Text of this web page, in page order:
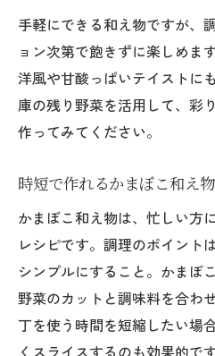
術
時短と栄養バラン
かまぼこ和え物で家
手間なく作れるかま
紹介
かまぼこ和え物で
きゅうりと合わせる絶
きゅうりと相性抜
ピ
手軽にできる和え物ですが、
ョン次第で飽きずに楽しめま
洋風や甘酸っぱいテイストに
庫の残り野菜を活用して、彩
作ってみてください。
時短で作れるかまぼこ和え
かまぼこ和え物は、忙しい方
レシピです。調理のポイント
シンプルにすること。かまぼ
野菜のカットと調味料を合わ
丁を使う時間を短縮したい場
くスライスするのも効果的です